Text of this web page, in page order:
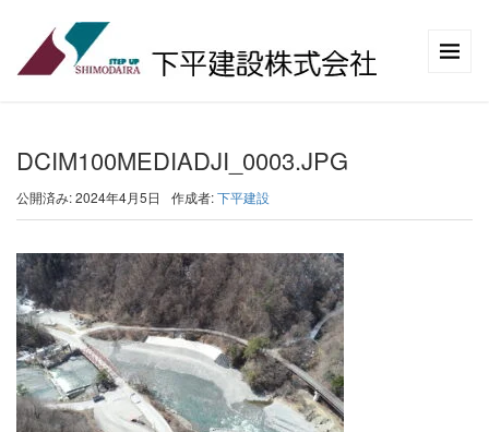
DCIM100MEDIADJI_0003.JPG
公開済み: 2024年4月5日 作成者:下平建設